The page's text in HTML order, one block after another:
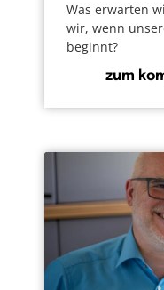
Was erwarten
wir, wenn
beginnt?
zum